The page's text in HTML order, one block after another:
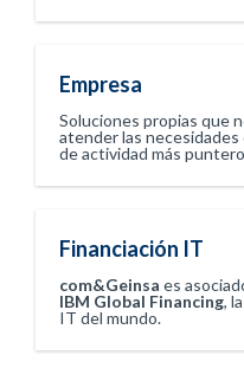
Empresa
Soluciones propias que
atender las
de actividad más
Financiación IT
com&Geinsa es
IBM Global Financing,
IT del mundo.